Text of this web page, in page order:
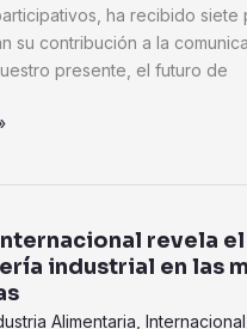
ha recibido siete
su contribución a la
presente, el futuro de
revela
industrial en las
Alimentaria Internacional